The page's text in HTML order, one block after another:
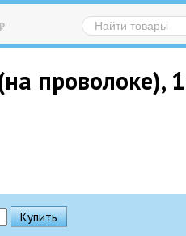
проволоке),